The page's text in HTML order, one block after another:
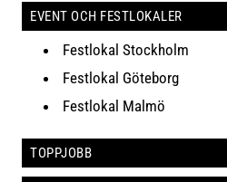
EVENT OCH FESTLOKALER
Festlokal Stockholm
Festlokal Göteborg
Festlokal Malmö
TOPPJOBB